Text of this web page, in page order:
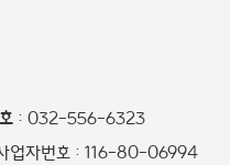
: 032-556-6323
업자번호 : 116-80-06994